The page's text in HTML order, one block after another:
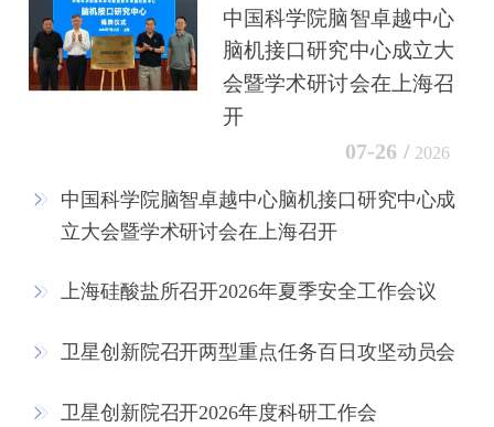
中国科学院脑智卓越中心
脑机接口研究中心成立大
会暨学术研讨会在上海召
开
07-26 / 2026
中国科学院脑智卓越中心脑机接口研究中心成
立大会暨学术研讨会在上海召开
上海硅酸盐所召开2026年夏季安全工作会议
卫星创新院召开两型重点任务百日攻坚动员会
卫星创新院召开2026年度科研工作会